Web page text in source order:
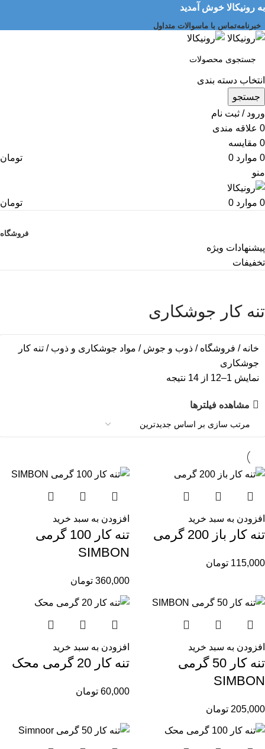
به رونیکالا خوش آمدید
خبرنامهتماس با ماسوالات متداول
انتخاب دسته بندی
جستجو
ورود / ثبت نام
0 علاقه مندی
0 مقایسه
0 موارد 0
تومان
منو
0 موارد 0
تومان
فروشگاه
پیشنهادات ویژه
تخفیفات
تنه کار جوشکاری
خانه فروشگاه ذوب و جوش مواد جوشکاری و ذوب تنه کار
جوشکاری
نمایش 1–12 از 14 نتیجه
مشاهده فیلترها
افزودن به سبد خرید
تنه کار باز 200 گرمی
115,000 تومان
افزودن به سبد خرید
تنه کار 100 گرمی
SIMBON
360,000 تومان
افزودن به سبد خرید
تنه کار 50 گرمی
SIMBON
205,000 تومان
افزودن به سبد خرید
تنه کار 20 گرمی محک
60,000 تومان